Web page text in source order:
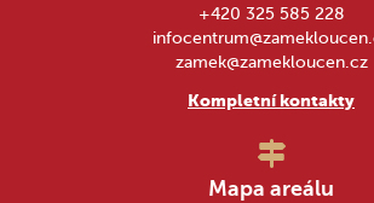
+420 325 585 228
zamek@zamekloucen.cz
Kompletní kontakty
Mapa areálu